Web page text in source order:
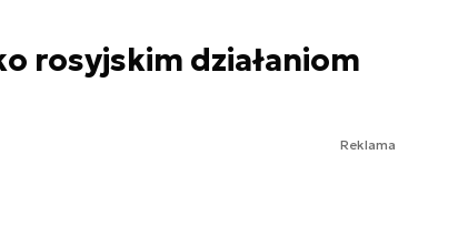
rosyjskim działaniom
Reklama